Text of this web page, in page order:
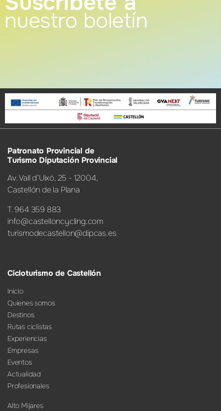
nuestro boletín
Patronato Provincial de
Turismo Diputación Provincial
Av. Vall d’Uixó, 25 - 12004,
Castellón de la Plana
T. 964 359 883
info@castelloncycling.com
turismodecastellon@dipcas.es
Cicloturismo de Castellón
Inicio
Quienes somos
Destinos
Rutas ciclistas
Experiencias
Empresas
Eventos
Actualidad
Profesionales
Alto Mijares